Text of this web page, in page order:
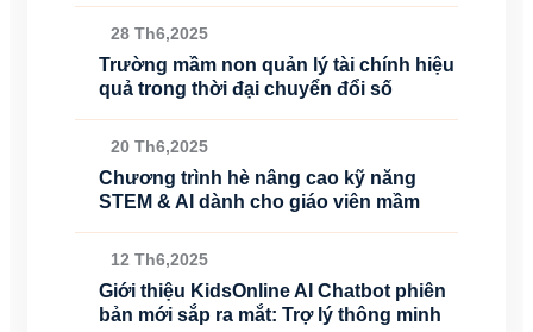
28 Th6,2025
Trường mầm non quản lý tài chính hiệu
quả trong thời đại chuyển đổi số
20 Th6,2025
Chương trình hè nâng cao kỹ năng
STEM & AI dành cho giáo viên mầm
12 Th6,2025
Giới thiệu KidsOnline AI Chatbot phiên
bản mới sắp ra mắt: Trợ lý thông minh